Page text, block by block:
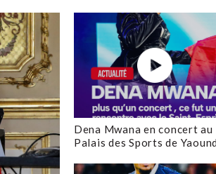
Dena Mwana en concert au
Palais des Sports de